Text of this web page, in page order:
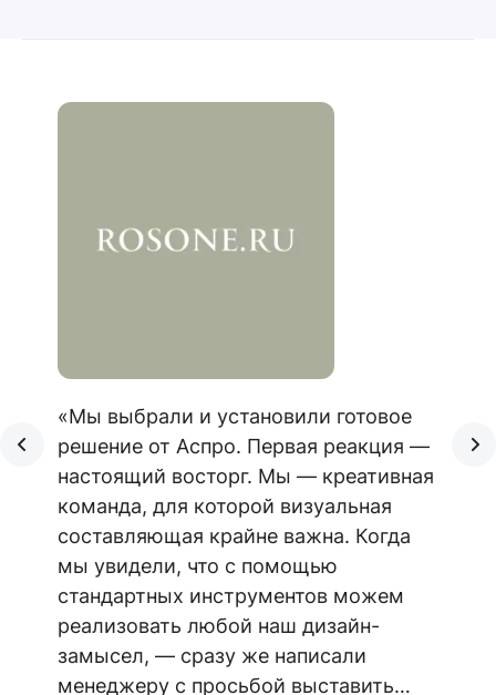
«Мы выбрали и установили готовое
решение от Аспро. Первая реакция —
настоящий восторг. Мы — креативная
команда, для которой визуальная
составляющая крайне важна. Когда
мы увидели, что с помощью
стандартных инструментов можем
реализовать любой наш дизайн-
замысел, — сразу же написали
менеджеру с просьбой выставить